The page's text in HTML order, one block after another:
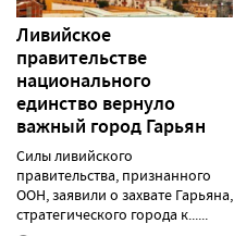
Ливийское
правительстве
национального
единство вернуло
важный город Гарьян
Силы ливийского
правительства, признанного
ООН, заявили о захвате Гарьяна,
стратегического города к......